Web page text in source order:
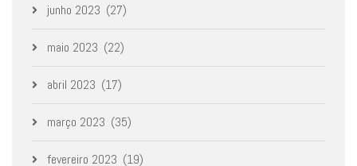
junho 2023 (27)
maio 2023 (22)
abril 2023 (17)
março 2023 (35)
fevereiro 2023 (19)